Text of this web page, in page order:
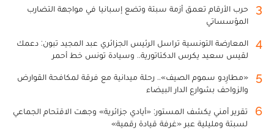
3
حرب الأرقام تعمق أزمة سبتة وتضع إسبانيا في مواجهة التضارب
المؤسساتي
4
المعارضة التونسية تراسل الرئيس الجزائري عبد المجيد تبون: دعمك
لقيس سعيد يكرس الدكتاتورية.. وسيادة تونس خط أحمر
5
«مطارِدو سموم الصيف».. رحلة ميدانية مع فرقة لمكافحة القوارض
والزواحف بشوارع الدار البيضاء
6
تقرير أمني يكشف المستور: «أيادي جزائرية» وجهت الاقتحام الجماعي
لسبتة ومليلية عبر «غرفة قيادة رقمية»